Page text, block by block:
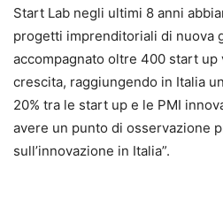
Start Lab negli ultimi 8 anni
progetti imprenditoriali di nuova
accompagnato oltre 400 start
crescita, raggiungendo in Italia
20% tra le start up e le PMI
avere un punto di osservazione
sull’innovazione in Italia”.